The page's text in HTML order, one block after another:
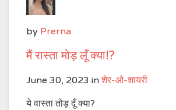
से
तू!?
by Prerna
मैं रास्ता मोड़ लूँ क्या!?
June 30, 2023 in शेर-ओ-शायरी
ये वास्ता तोड़ दूँ क्या?